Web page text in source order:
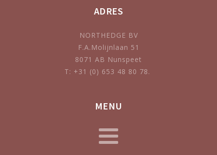
ADRES
NORTHEDGE BV
F.A.Molijnlaan 51
8071 AB Nunspeet
T: +31 (0) 653 48 80 78.
MENU